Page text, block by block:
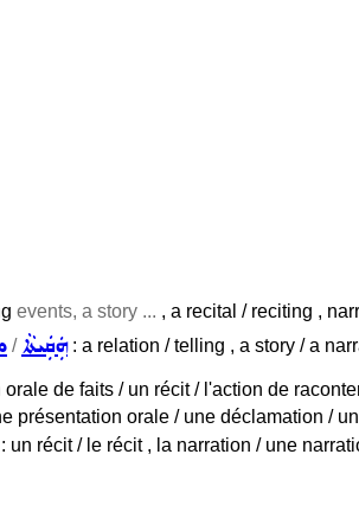
events, a story ... , a recital / reciting ,
/ܗܲܩܲܝܬܵܐ: a relation / telling , a story / a
de faits / un récit / l'action de
présentation orale / une déclamation /
un récit / le récit , la narration / une